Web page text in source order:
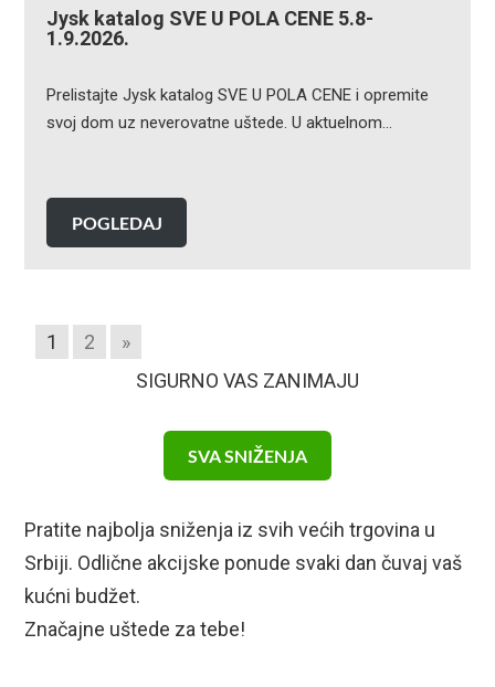
Jysk katalog SVE U POLA CENE 5.8-
1.9.2026.
Prelistajte Jysk katalog SVE U POLA CENE i opremite
svoj dom uz neverovatne uštede. U aktuelnom…
POGLEDAJ
1 2
»
SIGURNO VAS ZANIMAJU
SVA SNIŽENJA
Pratite najbolja sniženja iz svih većih trgovina u
Srbiji. Odlične akcijske ponude svaki dan čuvaj vaš
kućni budžet.
Značajne uštede za tebe!